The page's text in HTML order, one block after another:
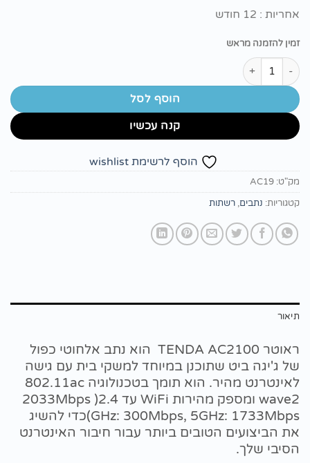
אחריות : 12 חודש
זמין להזמנה מראש
כמות של ראוטר TENDA AC2100 Dual-Band Wireless
הוסף לסל
קנה עכשיו
הוסף לרשימת wishlist
מק"ט: AC19
קטגוריות: נתבים, רשתות
תיאור
ראוטר TENDA AC2100 הוא נתב אלחוטי כפול
של ג'יגה ביט שתוכנן במיוחד למשקי בית עם גישה
לאינטרנט מהיר. הוא תומך בטכנולוגיה 802.11ac
wave2 ומספק מהירות WiFi עד 2033Mbps )2.4
GHz: 300Mbps, 5GHz: 1733Mbps)כדי להשיג
את הביצועים הטובים ביותר עבור חיבור האינטרנט
הסיבי שלך.